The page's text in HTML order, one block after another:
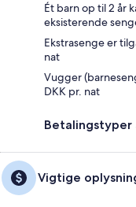
Ét barn op til 2 år
eksisterende
Ekstrasenge er
nat
Vugger
DKK pr. nat
Vigtige